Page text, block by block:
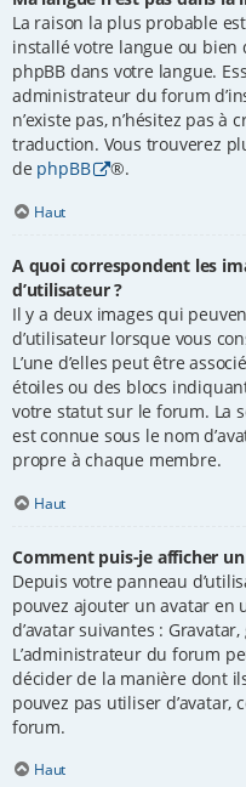
La raison la plus probable
installé votre langue ou bien
phpBB dans votre langue.
administrateur du forum
n’existe pas, n’hésitez pas
traduction. Vous trouverez
de phpBB ®.
Haut
A quoi correspondent les
d’utilisateur ?
Il y a deux images qui
d’utilisateur lorsque vous
L’une d’elles peut être
étoiles ou des blocs
votre statut sur le forum. La
est connue sous le nom
propre à chaque membre.
Haut
Comment puis-je afficher
Depuis votre panneau
pouvez ajouter un avatar en
d’avatar suivantes :
L’administrateur du forum
décider de la manière dont
pouvez pas utiliser
forum.
Haut